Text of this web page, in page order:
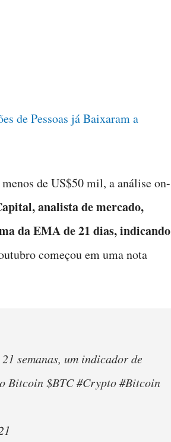
de Pessoas já Baixaram a
de US$50 mil, a análise on-
analista de mercado,
da EMA de 21 dias, indicando
começou em uma nota
semanas, um indicador de
Bitcoin $BTC #Crypto #Bitcoin